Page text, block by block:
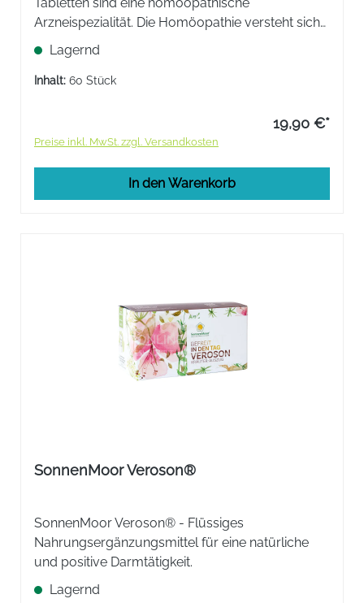
Arzneispezialität. Die Homöopathie versteht sich
als Regulationstherapie bei akuten und
chronischen Erkrankungen.
Lagernd
Inhalt: 60 Stück
19,90 €*
Preise inkl. MwSt. zzgl. Versandkosten
In den Warenkorb
SonnenMoor Veroson®
SonnenMoor Veroson® - Flüssiges
Nahrungsergänzungsmittel für eine natürliche
und positive Darmtätigkeit.
Lagernd